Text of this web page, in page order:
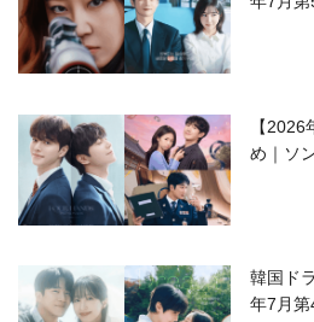
【
め｜ソ
韓国ド
年7月